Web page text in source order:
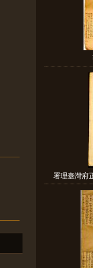
署理臺灣府